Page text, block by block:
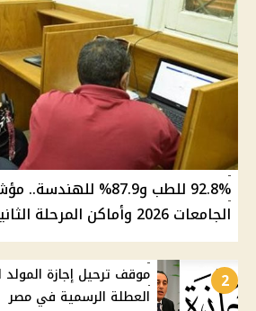
92.8% للطب و87.9%
الجامعات 2026 وأماكن المرحلة الثانية
2
العطلة الرسمية في مصر